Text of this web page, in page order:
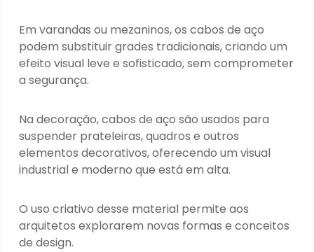
Em varandas ou mezaninos, os cabos de aço
podem substituir grades tradicionais, criando um
efeito visual leve e sofisticado, sem comprometer
a segurança.
Na decoração, cabos de aço são usados para
suspender prateleiras, quadros e outros
elementos decorativos, oferecendo um visual
industrial e moderno que está em alta.
O uso criativo desse material permite aos
arquitetos explorarem novas formas e conceitos
de design.